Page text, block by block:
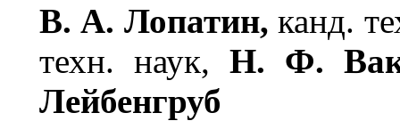
В. А. Лопатин, канд.
техн. наук, Н. Ф.
Лейбенгруб